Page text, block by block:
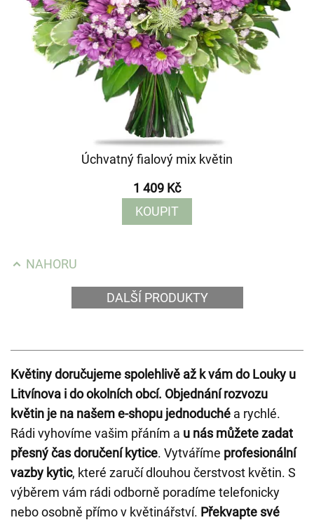
Úchvatný fialový mix květin
1 409 Kč
KOUPIT
NAHORU
DALŠÍ PRODUKTY
Květiny doručujeme spolehlivě až k vám do Louky u
Litvínova i do okolních obcí. Objednání rozvozu
květin je na našem e-shopu jednoduché a rychlé.
Rádi vyhovíme vašim přáním a u nás můžete zadat
přesný čas doručení kytice. Vytváříme profesionální
vazby kytic, které zaručí dlouhou čerstvost květin. S
výběrem vám rádi odborně poradíme telefonicky
nebo osobně přímo v květinářství. Překvapte své